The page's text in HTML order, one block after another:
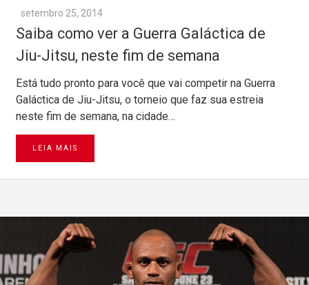
setembro 25, 2014
Saiba como ver a Guerra Galáctica de
Jiu-Jitsu, neste fim de semana
Está tudo pronto para você que vai competir na Guerra
Galáctica de Jiu-Jitsu, o torneio que faz sua estreia
neste fim de semana, na cidade…
LEIA MAIS